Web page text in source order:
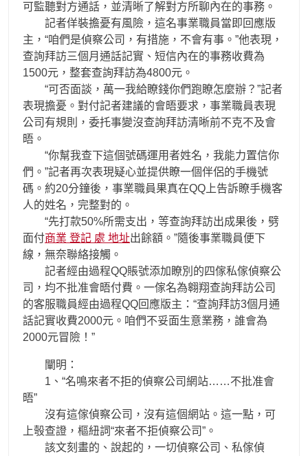
可監聽對方通話，並清晰了解對方所聊內在的事務。
記者佯裝擔憂有風險，這名事業職員當即回應版
主，“咱們是偵察公司，有措施，不會有事。”他表現，
查詢拜訪三個月通話記實、短信內在的事務收費為
1500元，整套查詢拜訪為4800元。
“可否面談，萬一我給瞭錢你們跑瞭怎麼辦？”記者
表現擔憂。對付記者建議的會晤要求，事業職員表現
公司有規則，委托事變沒查詢拜訪清晰前不克不及會
晤。
“你幫我查下這個號碼運用者姓名，我能力置信你
們。”記者再次表現疑心並提供瞭一個伴侶的手機號
碼。約20分鐘後，事業職員果真在QQ上告訴瞭手機客
人的姓名，完整對的。
“先打款50%所需支出，等查詢拜訪出成果後，劈
面付商業 登記 處 地址出餘額。”隨後事業職員便下
線，無奈聯絡接觸。
記者經由過程QQ賬號添加瞭別的四傢私傢偵察公
司，均不批准會晤付費。一傢名為翱翔查詢拜訪公司
的客服職員經由過程QQ回應版主：“查詢拜訪3個月通
話記實收費2000元。咱們不妥面生意業務，誰會為
2000元冒險！”
闡明：
1、“名鳴來者不拒的偵察公司網站……不批准會
晤”
沒有這傢偵察公司，沒有這個網站。這一點，可
上彀查證，樞紐詞“來者不拒偵察公司”。
該文刻畫的、說起的，一切偵察公司、私傢偵